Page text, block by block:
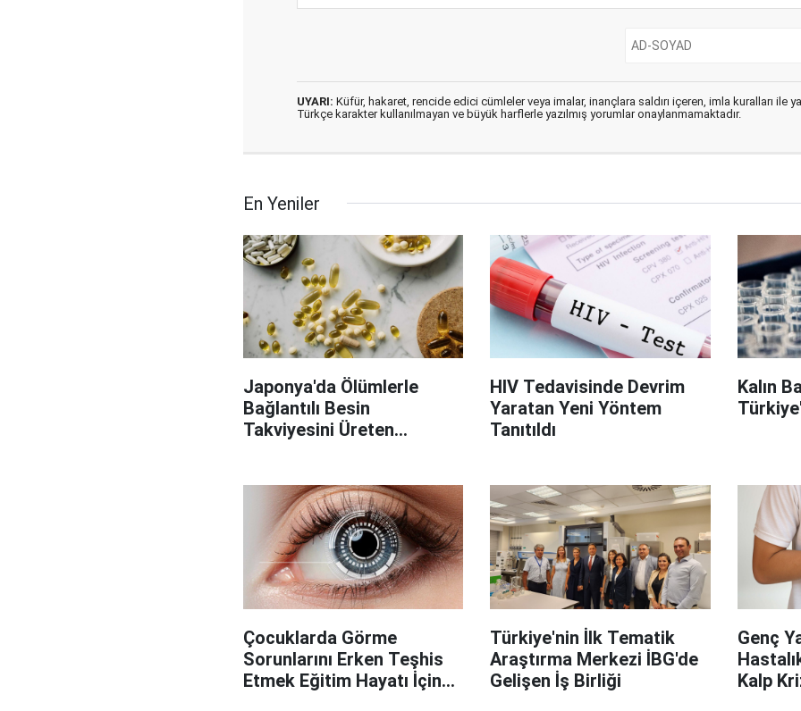
UYARI: Küfür, hakaret, rencide edici cümleler veya imalar, inançlara saldırı içeren, imla kuralları ile
Türkçe karakter kullanılmayan ve büyük harflerle yazılmış yorumlar onaylanmamaktadır.
En Yeniler
Japonya'da Ölümlerle
Bağlantılı Besin
Takviyesini Üreten
HIV Tedavisinde Devrim
Yaratan Yeni Yöntem
Tanıtıldı
Kalın
Çocuklarda Görme
Sorunlarını Erken Teşhis
Etmek Eğitim Hayatı İçin
Türkiye'nin İlk Tematik
Araştırma Merkezi İBG'de
Gelişen İş Birliği
Genç
Kalp